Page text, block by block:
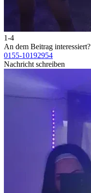
1-4
An dem Beitrag interessiert?
0155-10192954
Nachricht schreiben